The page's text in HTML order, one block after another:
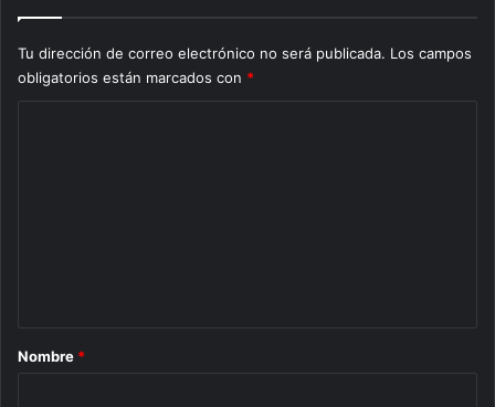
Tu dirección de correo electrónico no será publicada. Los campos
obligatorios están marcados con *
rNombre *